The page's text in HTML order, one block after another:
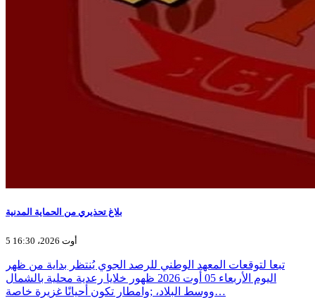
بلاغ تحذيري من الحماية المدنية
5 أوت 2026، 16:30
تبعا لتوقعات المعهد الوطني للرصد الجوي يُنتظر بداية من ظهر
اليوم الأربعاء 05 أوت 2026 ظهور خلايا رعدية محلية بالشمال
ووسط البلاد، ;وامطار تكون أحيانًا غزيرة خاصة…